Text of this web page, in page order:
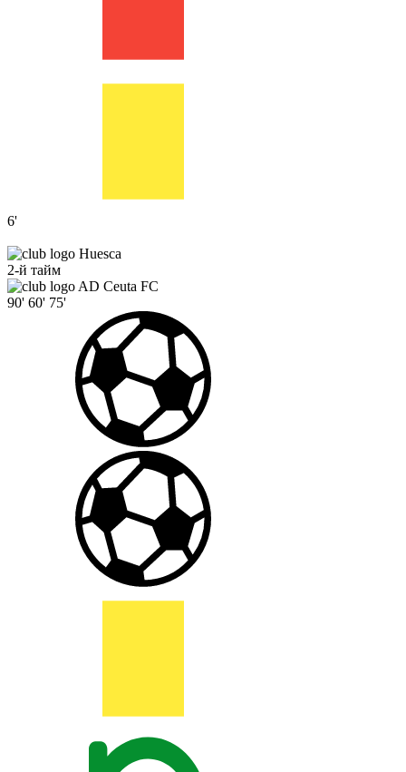
6'
Huesca
2-й тайм
AD Ceuta FC
90' 60' 75'